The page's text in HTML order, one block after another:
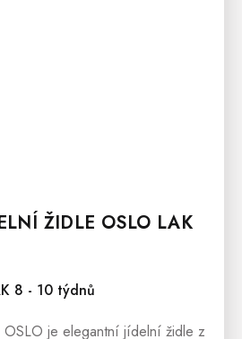
ŽIDLE OSLO LAK
8 - 10 týdnů
je elegantní jídelní židle z